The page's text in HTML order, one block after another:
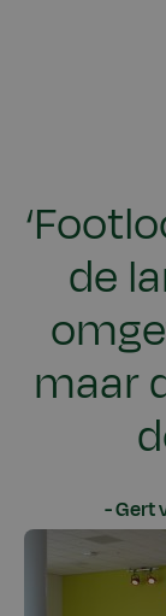
de
maar
Gert